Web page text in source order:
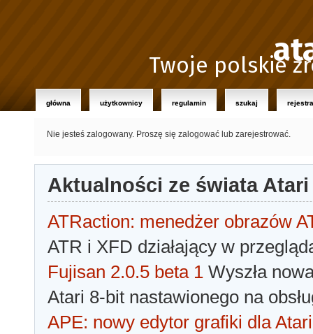
Twoje polskie
główna użytkownicy regulamin szukaj
Nie jesteś zalogowany. Proszę się zalogować lub zarejestrować.
Aktualności ze świata Atari
ATRaction: menedżer obrazów
ATR i XFD działający w
Fujisan 2.0.5 beta 1 Wyszła
Atari 8-bit nastawionego na
APE: nowy edytor grafiki dla Atari